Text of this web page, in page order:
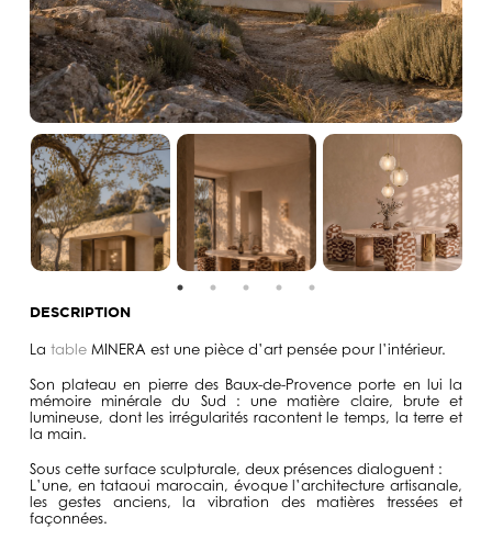
DESCRIPTION
La table MINERA est une pièce d’art pensée pour l’intérieur.
Son plateau en pierre des Baux-de-Provence porte en lui la
mémoire minérale du Sud : une matière claire, brute et
lumineuse, dont les irrégularités racontent le temps, la terre et
la main.
Sous cette surface sculpturale, deux présences dialoguent :
L’une, en tataoui marocain, évoque l’architecture artisanale,
les gestes anciens, la vibration des matières tressées et
façonnées.